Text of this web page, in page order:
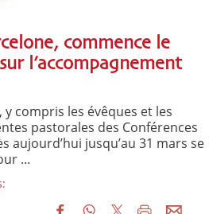
commence le
l’accompagnement
compris les évêques et les
pastorales des Conférences
aujourd’hui jusqu’au 31 mars se
...